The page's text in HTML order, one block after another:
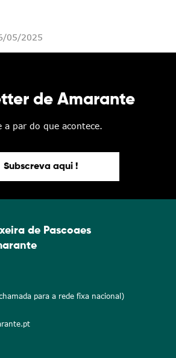
05/2025
de Amarante
a par do que acontece.
Subscreva aqui !
de Pascoaes
para a rede fixa nacional)